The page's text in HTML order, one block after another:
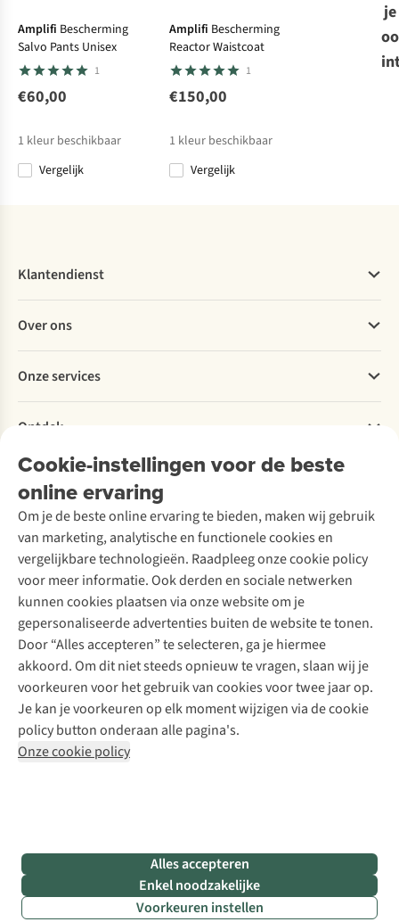
Amplifi Bescherming
Salvo Pants Unisex
1
€60,00
1 kleur beschikbaar
Vergelijk
Amplifi Bescherming
Reactor Waistcoat
1
€150,00
1 kleur beschikbaar
Vergelijk
je
Cookie-instellingen voor de beste
online ervaring
Om je de beste online ervaring te bieden, maken wij gebruik
van marketing, analytische en functionele cookies en
vergelijkbare technologieën. Raadpleeg onze cookie policy
voor meer informatie. Ook derden en sociale netwerken
kunnen cookies plaatsen via onze website om je
gepersonaliseerde advertenties buiten de website te tonen.
Door “Alles accepteren” te selecteren, ga je hiermee
akkoord. Om dit niet steeds opnieuw te vragen, slaan wij je
voorkeuren voor het gebruik van cookies voor twee jaar op.
Je kan je voorkeuren op elk moment wijzigen via de cookie
policy button onderaan alle pagina's.
Onze cookie policy
Alles accepteren
Enkel noodzakelijke
Voorkeuren instellen
Klantendienst
Bestellen
Betalen
Levering
Retourneren
Bestelling herroepen
Garantie
Contact
Over ons
Explore More
Verantwoord ondernemen
Over Ayacucho
Onze winkels
Over A.S.Adventure
Toegankelijkheidsverklaring
Onze services
Ski-onderhoud
Wasservice
Schoenonderhoud
Schoenherstelling
Kledingherstelling
Retouches
Voor bedrijven
Ontdek
A.S.Magazine
Podcast
Explore Academy
Explore Camp
Gear Check
Inspiratie & advies
Meld je aan voor de nieuwsbrief
Follow us
Disclaimer Privacy Policy
Algemene voorwaarden
Cookie Policy